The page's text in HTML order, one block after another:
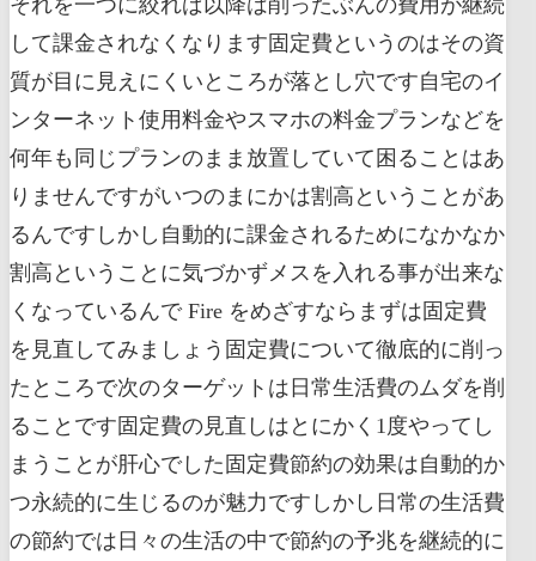
して課金されなくなります固定費というのはその資
質が目に見えにくいところが落とし穴です自宅のイ
ンターネット使用料金やスマホの料金プランなどを
何年も同じプランのまま放置していて困ることはあ
りませんですがいつのまにかは割高ということがあ
るんですしかし自動的に課金されるためになかなか
割高ということに気づかずメスを入れる事が出来な
くなっているんで Fire をめざすならまずは固定費
を見直してみましょう固定費について徹底的に削っ
たところで次のターゲットは日常生活費のムダを削
ることです固定費の見直しはとにかく1度やってし
まうことが肝心でした固定費節約の効果は自動的か
つ永続的に生じるのが魅力ですしかし日常の生活費
の節約では日々の生活の中で節約の予兆を継続的に